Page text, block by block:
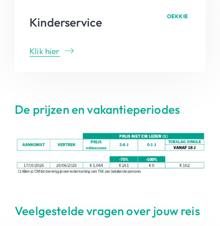
OEKKIE
Kinderservice
Klik hier
De prijzen en vakantieperiodes
Veelgestelde vragen over jouw reis